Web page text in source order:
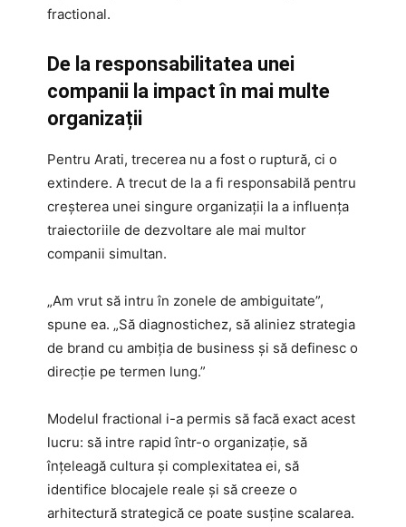
fractional.
De la responsabilitatea unei
companii la impact în mai multe
organizații
Pentru Arati, trecerea nu a fost o ruptură, ci o
extindere. A trecut de la a fi responsabilă pentru
creșterea unei singure organizații la a influența
traiectoriile de dezvoltare ale mai multor
companii simultan.
„Am vrut să intru în zonele de ambiguitate”,
spune ea. „Să diagnostichez, să aliniez strategia
de brand cu ambiția de business și să definesc o
direcție pe termen lung.”
Modelul fractional i-a permis să facă exact acest
lucru: să intre rapid într-o organizație, să
înțeleagă cultura și complexitatea ei, să
identifice blocajele reale și să creeze o
arhitectură strategică ce poate susține scalarea.